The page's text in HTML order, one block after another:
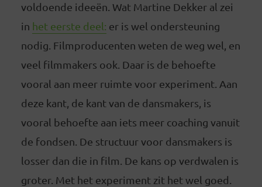
voldoende ideeën. Wat Martine Dekker al zei
in het eerste deel: er is wel ondersteuning
nodig. Filmproducenten weten de weg wel, en
veel filmmakers ook. Daar is de behoefte
vooral aan meer ruimte voor experiment. Aan
deze kant, de kant van de dansmakers, is
vooral behoefte aan iets meer coaching vanuit
de fondsen. De structuur voor dansmakers is
losser dan die in film. De kans op verdwalen is
groter. Met het experiment zit het wel goed.